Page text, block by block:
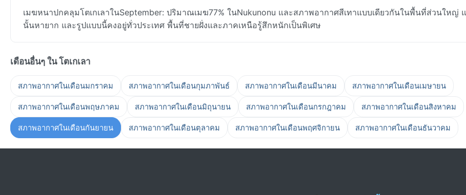
เมฆหนาปกคลุมโตเกเลาในSeptember: ปริมาณเมฆ77% ในNukunonu และสภาพอากาศสีเทาแบบเดียวกันในพื้นที่ส่วนใหญ่
นั้นหายาก และรูปแบบนี้คงอยู่ทั่วประเทศ พื้นที่ชายฝั่งและภาคเหนือรู้สึกหนักเป็นพิเศษ
เดือนอื่นๆ ใน โตเกเลา
สภาพอากาศในเดือนมกราคม สภาพอากาศในเดือนกุมภาพันธ์ สภาพอากาศในเดือนมีนาคม สภาพอากาศในเดือนเมษายน
สภาพอากาศในเดือนพฤษภาคม สภาพอากาศในเดือนมิถุนายน สภาพอากาศในเดือนกรกฎาคม สภาพอากาศในเดือนสิงหาคม
สภาพอากาศในเดือนกันยายน สภาพอากาศในเดือนตุลาคม สภาพอากาศในเดือนพฤศจิกายน สภาพอากาศในเดือนธันวาคม